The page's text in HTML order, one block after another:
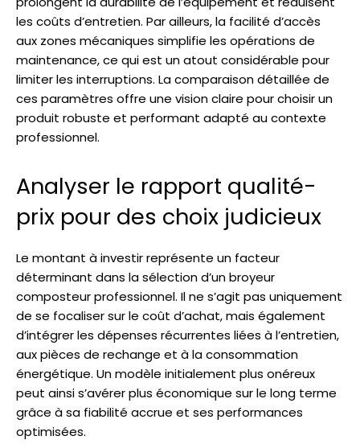
les coûts d’entretien. Par ailleurs, la facilité d’accès
aux zones mécaniques simplifie les opérations de
maintenance, ce qui est un atout considérable pour
limiter les interruptions. La comparaison détaillée de
ces paramètres offre une vision claire pour choisir un
produit robuste et performant adapté au contexte
professionnel.
Analyser le rapport qualité-
prix pour des choix judicieux
Le montant à investir représente un facteur
déterminant dans la sélection d’un broyeur
composteur professionnel. Il ne s’agit pas uniquement
de se focaliser sur le coût d’achat, mais également
d’intégrer les dépenses récurrentes liées à l’entretien,
aux pièces de rechange et à la consommation
énergétique. Un modèle initialement plus onéreux
peut ainsi s’avérer plus économique sur le long terme
grâce à sa fiabilité accrue et ses performances
optimisées.